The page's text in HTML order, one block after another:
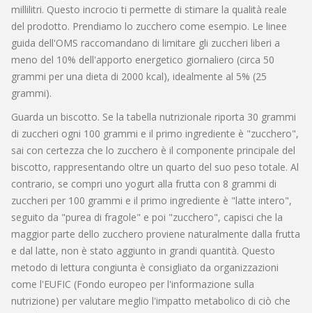
millilitri. Questo incrocio ti permette di stimare la qualità reale
del prodotto. Prendiamo lo zucchero come esempio. Le linee
guida dell'OMS raccomandano di limitare gli zuccheri liberi a
meno del 10% dell'apporto energetico giornaliero (circa 50
grammi per una dieta di 2000 kcal), idealmente al 5% (25
grammi).
Guarda un biscotto. Se la tabella nutrizionale riporta 30 grammi
di zuccheri ogni 100 grammi e il primo ingrediente è "zucchero",
sai con certezza che lo zucchero è il componente principale del
biscotto, rappresentando oltre un quarto del suo peso totale. Al
contrario, se compri uno yogurt alla frutta con 8 grammi di
zuccheri per 100 grammi e il primo ingrediente è "latte intero",
seguito da "purea di fragole" e poi "zucchero", capisci che la
maggior parte dello zucchero proviene naturalmente dalla frutta
e dal latte, non è stato aggiunto in grandi quantità. Questo
metodo di lettura congiunta è consigliato da organizzazioni
come l'EUFIC (Fondo europeo per l'informazione sulla
nutrizione) per valutare meglio l'impatto metabolico di ciò che